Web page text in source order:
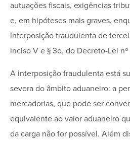
autuações fiscais, exigências
e, em hipóteses mais graves,
interposição fraudulenta de
inciso V e § 3o, do Decreto-Lei nº
A interposição fraudulenta está
severa do âmbito aduaneiro: a
mercadorias, que pode ser
equivalente ao valor aduaneiro
da carga não for possível. Além